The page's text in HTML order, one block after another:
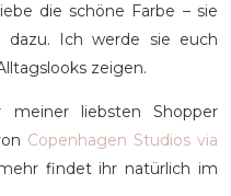
die schöne Farbe – sie
Ich werde sie euch
zeigen.
liebsten Shopper
Copenhagen Studios via
findet ihr natürlich im